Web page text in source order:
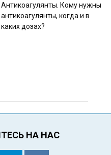
Антикоагулянты. Кому нужны
антикоагулянты, когда и в
каких дозах?
НА НАС